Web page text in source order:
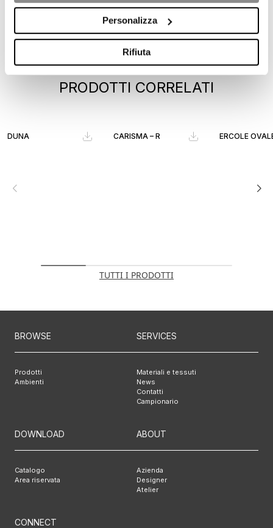
Personalizza
Rifiuta
PRODOTTI CORRELATI
DUNA CARISMA – R ERCOLE
TUTTI I PRODOTTI
BROWSE
Prodotti
Ambienti
SERVICES
Materiali e tessuti
News
Contatti
Campionario
DOWNLOAD
Catalogo
Area riservata
ABOUT
Azienda
Designer
Atelier
CONNECT